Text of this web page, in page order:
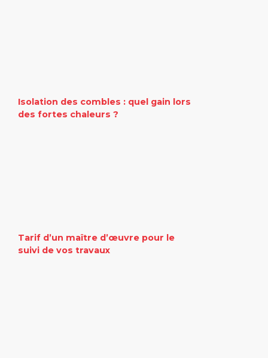
Isolation des combles : quel gain lors
des fortes chaleurs ?
Tarif d’un maître d’œuvre pour le
suivi de vos travaux